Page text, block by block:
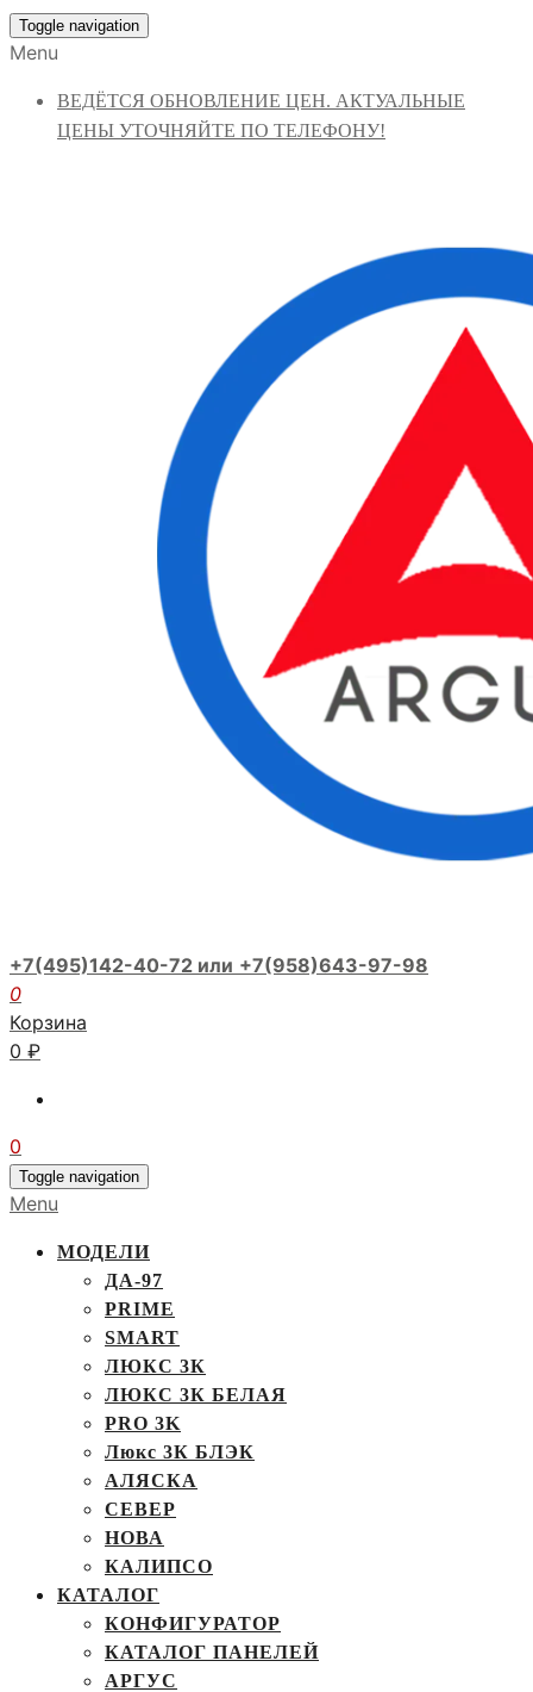
Toggle navigation
Menu
ВЕДЁТСЯ ОБНОВЛЕНИЕ ЦЕН. АКТУАЛЬНЫЕ
ЦЕНЫ УТОЧНЯЙТЕ ПО ТЕЛЕФОНУ!
+7(495)142-40-72 или +7(958)643-97-98
0
Корзина
0 ₽
0
Toggle navigation
Menu
МОДЕЛИ
ДА-97
PRIME
SMART
ЛЮКС 3К
ЛЮКС 3К БЕЛАЯ
PRO 3K
Люкс 3К БЛЭК
АЛЯСКА
СЕВЕР
НОВА
КАЛИПСО
КАТАЛОГ
КОНФИГУРАТОР
КАТАЛОГ ПАНЕЛЕЙ
АРГУС